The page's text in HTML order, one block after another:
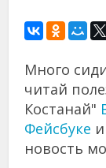
Много
читай
Костанай"
Фейсбуке и
новость